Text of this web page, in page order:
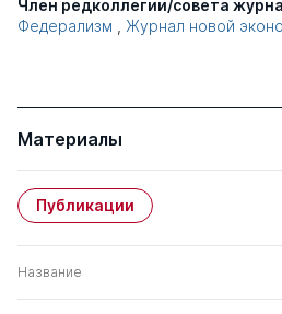
Член редколлегии/совета
Федерализм
Журнал новой
Материалы
Публикации
Название